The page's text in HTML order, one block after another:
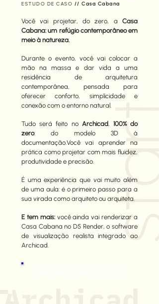
ESTUDO DE CASO // Casa Cabana
Você vai projetar, do zero, a Casa
Cabana: um refúgio contemporâneo em
meio à natureza.
Durante o evento, você vai colocar a
mão na massa e dar vida a uma
residência de arquitetura
contemporânea, pensada para
oferecer conforto, simplicidade e
conexão com o entorno natural.
Tudo será feito no Archicad, 100% do
zero: do modelo 3D à
documentação.Você vai aprender na
prática como projetar com mais fluidez,
produtividade e precisão.
É uma experiência que vai muito além
de uma aula: é o primeiro passo para a
sua virada como arquiteto ou arquiteta.
E tem mais:você ainda vai renderizar a
Casa Cabana no D5 Render, o software
de visualização realista integrado ao
Archicad.